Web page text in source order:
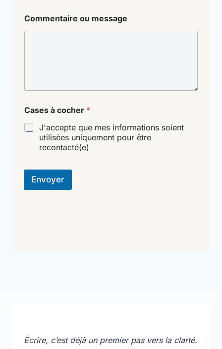
Commentaire ou message
Cases à cocher *
J'accepte que mes informations soient
utilisées uniquement pour être
recontacté(e)
Envoyer
Écrire, c’est déjà un premier pas vers la clarté.